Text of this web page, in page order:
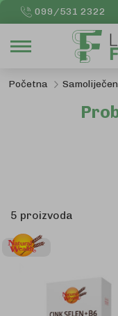
099/531 2322
Početna
5 proizvoda